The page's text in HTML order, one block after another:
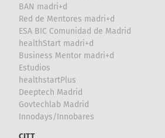
BAN madri+d
Red de Mentores madri+d
ESA BIC Comunidad de Madrid
healthStart madri+d
Business Mentor madri+d
Estudios
healthstartPlus
Deeptech Madrid
Govtechlab Madrid
Innodays/Innobares